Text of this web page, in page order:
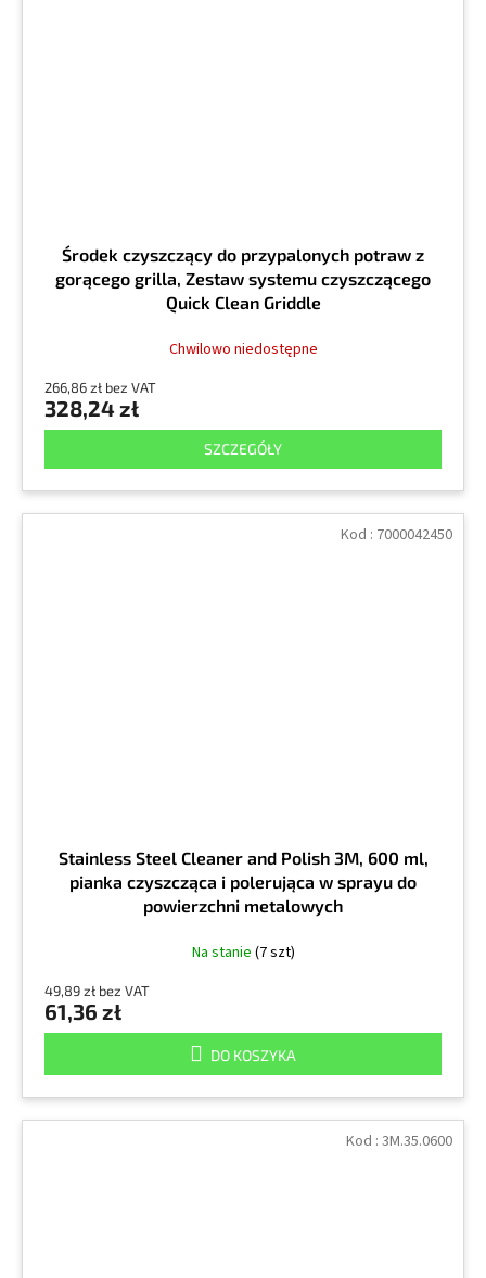
Środek czyszczący do przypalonych potraw z
gorącego grilla, Zestaw systemu czyszczącego
Quick Clean Griddle
Chwilowo niedostępne
266,86 zł bez VAT
328,24 zł
SZCZEGÓŁY
Stainless Steel Cleaner and Polish 3M, 600 ml,
pianka czyszcząca i polerująca w sprayu do
powierzchni metalowych
Na stanie (7 szt)
49,89 zł bez VAT
61,36 zł
DO KOSZYKA
Kod : 7000042450
Kod : 3M.35.0600